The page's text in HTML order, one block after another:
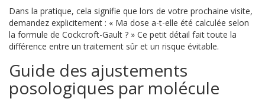
Dans la pratique, cela signifie que lors de votre prochaine visite,
demandez explicitement : « Ma dose a-t-elle été calculée selon
la formule de Cockcroft-Gault ? » Ce petit détail fait toute la
différence entre un traitement sûr et un risque évitable.
Guide des ajustements
posologiques par molécule